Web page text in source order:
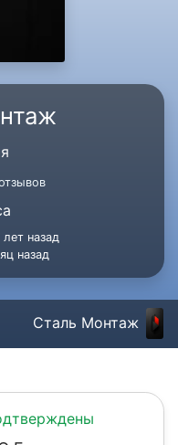
назад
назад
Сталь Монтаж